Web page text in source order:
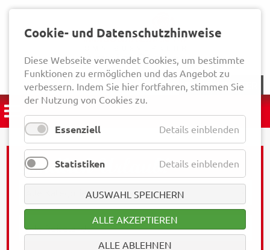
NEWSLETTER
Cookie- und Datenschutzhinweise
Diese Webseite verwendet Cookies, um bestimmte
Funktionen zu ermöglichen und das Angebot zu
verbessern. Indem Sie hier fortfahren, stimmen Sie
der Nutzung von Cookies zu.
Essenziell Details einblenden
Statistiken Details einblenden
AUSWAHL SPEICHERN
ALLE AKZEPTIEREN
ALLE ABLEHNEN